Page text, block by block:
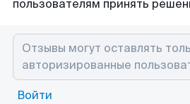
пользователям принять
Войти